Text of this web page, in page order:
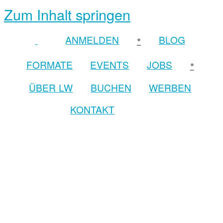
Zum Inhalt springen
ANMELDEN •
BLOG
FORMATE
EVENTS JOBS •
ÜBER LW BUCHEN
WERBEN
KONTAKT